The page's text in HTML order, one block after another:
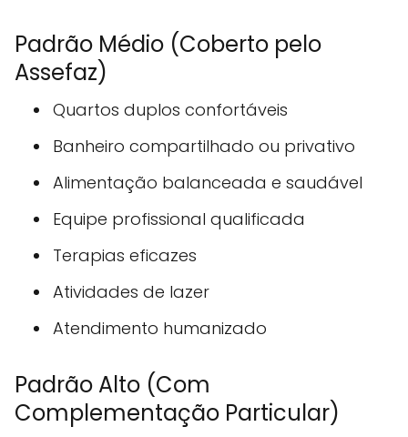
Padrão Médio (Coberto pelo
Assefaz)
Quartos duplos confortáveis
Banheiro compartilhado ou privativo
Alimentação balanceada e saudável
Equipe profissional qualificada
Terapias eficazes
Atividades de lazer
Atendimento humanizado
Padrão Alto (Com
Complementação Particular)